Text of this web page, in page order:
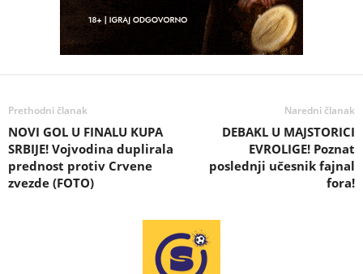
Prethodni članak
NOVI GOL U FINALU KUPA
SRBIJE! Vojvodina duplirala
prednost protiv Crvene
zvezde (FOTO)
Naredni članak
DEBAKL U MAJSTORICI
EVROLIGE! Poznat
poslednji učesnik fajnal
fora!